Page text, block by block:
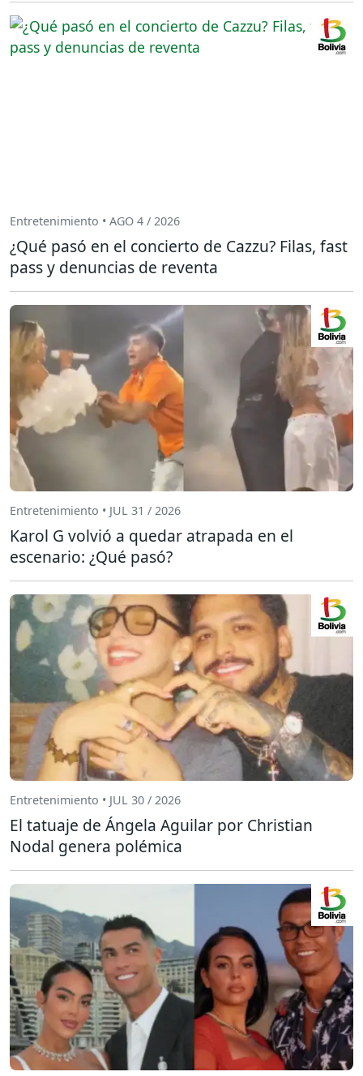
Entretenimiento • AGO 4 / 2026
¿Qué pasó en el concierto de Cazzu? Filas, fast
pass y denuncias de reventa
Entretenimiento • JUL 31 / 2026
Karol G volvió a quedar atrapada en el
escenario: ¿Qué pasó?
Entretenimiento • JUL 30 / 2026
El tatuaje de Ángela Aguilar por Christian
Nodal genera polémica